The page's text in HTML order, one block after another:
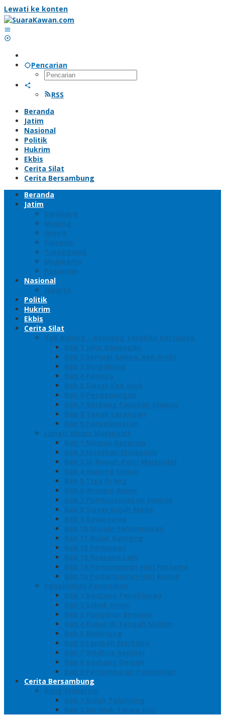
Lewati ke konten
Pencarian
RSS
Beranda
Jatim
Nasional
Politik
Hukrim
Ekbis
Cerita Silat
Cerita Bersambung
Beranda
Jatim
Surabaya
Malang
Gresik
Sidoarjo
Trenggalek
Mojokerto
Pasuruan
Nasional
Jakarta
Politik
Hukrim
Ekbis
Cerita Silat
Toh Kuning – Benteng Terakhir Kertajaya
Bab 1 Jalur Banengan
Bab 2 Sampai Jumpa, Ken Arok!
Bab 3 Bergabung
Bab 4 Perwira
Bab 5 Siasat Ken Arok
Bab 6 Pengepungan
Bab 7 Gerbang Pasukan Khusus
Bab 8 Tanah Larangan
Bab 9 Penyelamatan
Langit Hitam Majapahit
Bab 1 Menuju Kotaraja
Bab 2 Matahari Majapahit
Bab 3 Di Bawah Panji Majapahit
Bab 4 Gunung Semar
Bab 5 Tiga Orang
Bab 6 Wringin Anom
Bab 7 Pemberontakan Senyap
Bab 8 Siasat Gajah Mada
Bab 9 Rawa-rawa
Bab 10 Malam Penumpasan
Bab 11 Bulak Banteng
Bab 12 Persiapan
Bab 13 Rencana Lain
Bab 14 Pertempuran Hari Pertama
Bab 15 Pertempuran Hari Kedua
Penaklukan Panarukan
Bab 1 Rencana Penaklukan
Bab 2 Sabuk Inten
Bab 3 Pangeran Benawa
Bab 4 Kabut di Tengah Malam
Bab 5 Berhitung
Bab 6 Lembah Merbabu
Bab 7 Wedhus Gembel
Bab 8 Gerbang Demak
Bab 9 Pertempuran Panarukan
Cerita Bersambung
Sang Maharani
Bab 1 Bulan Telanjang
Bab 2 Nir Wuk Tanpa Jalu